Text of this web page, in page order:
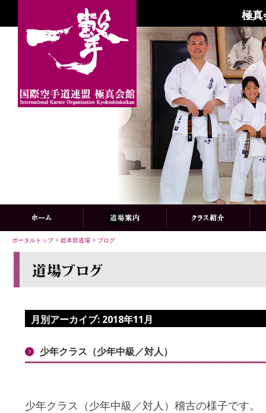
極真
ポータルトップ> 総本部道場 > ブログ
月別アーカイブ: 2018年11月
少年クラス（少年中級／対人）
少年クラス（少年中級／対人）稽古の様子です。